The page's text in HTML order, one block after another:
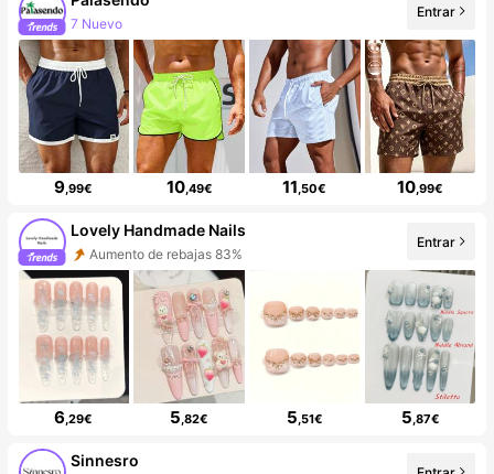
7 Nuevo
Entrar
9,99€ 10,49€ 11,50€ 10,99€
Lovely Handmade Nails
Aumento de rebajas 83%
Entrar
6,29€ 5,82€ 5,51€ 5,87€
Sinnesro